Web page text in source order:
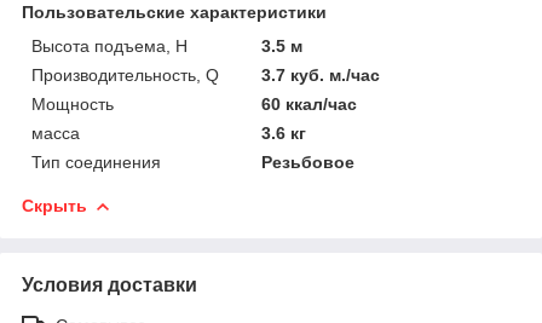
Пользовательские характеристики
Высота подъема, H
3.5 м
Производительность, Q
3.7 куб. м./час
Мощность
60 ккал/час
масса
3.6 кг
Тип соединения
Резьбовое
Скрыть
Условия доставки